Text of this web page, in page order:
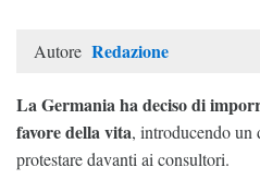
Autore Redazione
La Germania ha deciso di
favore della vita, introducendo
protestare davanti ai consultori.